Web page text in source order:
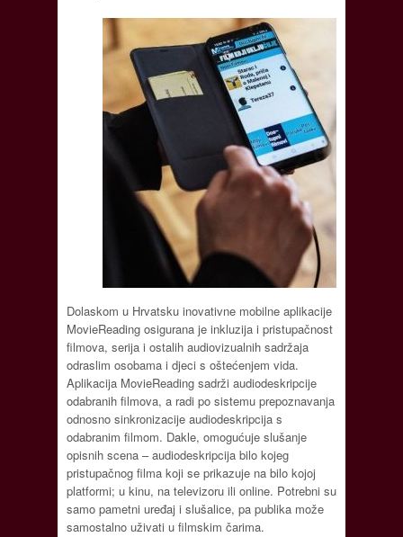
Dolaskom u Hrvatsku inovativne mobilne aplikacije
MovieReading osigurana je inkluzija i pristupačnost
filmova, serija i ostalih audiovizualnih sadržaja
odraslim osobama i djeci s oštećenjem vida.
Aplikacija MovieReading sadrži audiodeskripcije
odabranih filmova, a radi po sistemu prepoznavanja
odnosno sinkronizacije audiodeskripcija s
odabranim filmom. Dakle, omogućuje slušanje
opisnih scena – audiodeskripcija bilo kojeg
pristupačnog filma koji se prikazuje na bilo kojoj
platformi; u kinu, na televizoru ili online. Potrebni su
samo pametni uređaj i slušalice, pa publika može
samostalno uživati u filmskim čarima.